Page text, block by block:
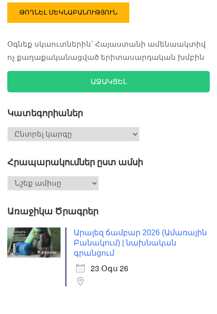
Օգնեք սկաուտներին՝ Հայաստանի ամենաակտիվ
ոչ քաղաքականացված երիտասարդական խմբին
ԱՋԱԿՑԵԼ
Կատեգորիաներ
Հրապարակումներ ըստ ամսի
Առաջիկա Ծրագրեր
Արալեզ ճամբար 2026 (Ամառային
Բանակում) | նախնական
գրանցում
23 Օգս 26